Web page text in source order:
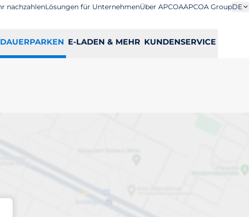
nachzahlenLösungen für UnternehmenÜber APCOAAPCOA GroupDE
DAUERPARKEN E-LADEN & MEHR KUNDENSERVICE